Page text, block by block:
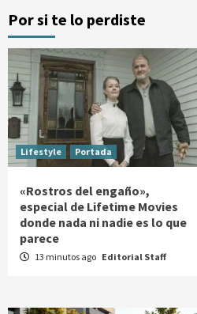
Por si te lo perdiste
Lifestyle Portada
«Rostros del engaño»,
especial de Lifetime Movies
donde nada ni nadie es lo que
parece
13 minutos ago Editorial Staff